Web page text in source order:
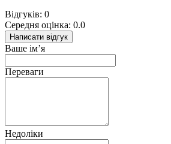
Відгуків: 0
Середня оцінка: 0.0
Написати відгук
Ваше ім’я
Переваги
Недоліки